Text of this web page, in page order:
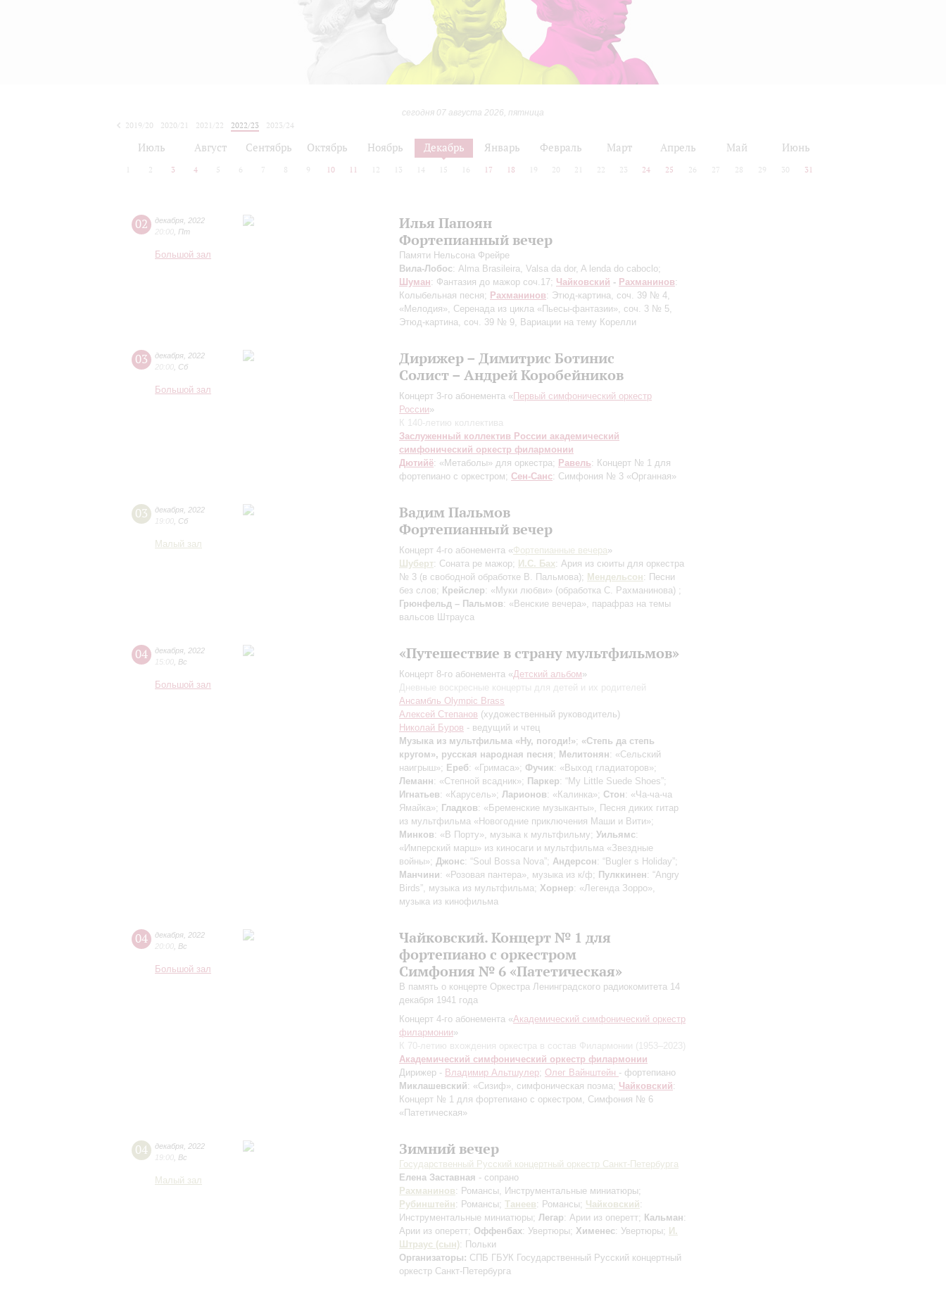
сегодня 07 августа 2026, пятница
2019/20
2020/21 2021/22 2022/23
2023/24
Июль Август Сентябрь Октябрь Ноябрь Декабрь Январь Февраль Март Апрель Май Июнь
2 3 4 5 6 7 8 9 10 11 12 13 14 15 16 17 18 19 20 21 22 23 24 25 26 27 28 29 30 31
02 декабря 2022
20:00 Пт
Большой зал
Илья Папоян
Фортепианный вечер
Памяти Нельсона Фрейре
Вила-Лобос: Alma Brasileira, Valsa da dor, A lenda do caboclo;
Шуман: Фантазия до мажор соч.17; Чайковский - Рахманинов:
Колыбельная песня; Рахманинов: Этюд-картина, соч. 39 № 4,
«Мелодия», Серенада из цикла «Пьесы-фантазии», соч. 3 № 5,
Этюд-картина, соч. 39 № 9, Вариации на тему Корелли
03 декабря 2022
20:00 Сб
Большой зал
Дирижер – Димитрис Ботинис
Солист – Андрей Коробейников
Концерт 3-го абонемента « Первый симфонический оркестр
России»
К 140-летию коллектива
Заслуженный коллектив России академический
симфонический оркестр филармонии
Дютийё: «Метаболы» для оркестра; Равель: Концерт № 1 для
фортепиано с оркестром; Сен-Санс: Симфония № 3 «Органная»
03 декабря 2022
19:00 Сб
Малый зал
Вадим Пальмов
Фортепианный вечер
Концерт 4-го абонемента «Фортепианные вечера»
Шуберт: Соната ре мажор; И.С. Бах: Ария из сюиты для оркестра
№ 3 (в свободной обработке В. Пальмова); Мендельсон: Песни
без слов; Крейслер: «Муки любви» (обработка С. Рахманинова) ;
Грюнфельд – Пальмов: «Венские вечера», парафраз на темы
вальсов Штрауса
04 декабря 2022
15:00 Вс
Большой зал
«Путешествие в страну мультфильмов»
Концерт 8-го абонемента «Детский альбом»
Дневные воскресные концерты для детей и их родителей
Ансамбль Olympic Brass
Алексей Степанов (художественный руководитель)
Николай Буров - ведущий и чтец
Музыка из мультфильма «Ну, погоди!»; «Степь да степь
кругом», русская народная песня; Мелитонян: «Сельский
наигрыш»; Ереб: «Гримаса»; Фучик: «Выход гладиаторов»;
Леманн: «Степной всадник»; Паркер: “My Little Suede Shoes”;
Игнатьев: «Карусель»; Ларионов: «Калинка»; Стон: «Ча-ча-ча
Ямайка»; Гладков: «Бременские музыканты», Песня диких гитар
из мультфильма «Новогодние приключения Маши и Вити»;
Минков: «В Порту», музыка к мультфильму; Уильямс:
«Имперский марш» из киносаги и мультфильма «Звездные
войны»; Джонс: “Soul Bossa Nova”; Андерсон: “Bugler s Holiday”;
Манчини: «Розовая пантера», музыка из к/ф; Пулккинен: “Angry
Birds”, музыка из мультфильма; Хорнер: «Легенда Зорро»,
музыка из кинофильма
04 декабря 2022
20:00 Вс
Большой зал
Чайковский. Концерт № 1 для
фортепиано с оркестром
Симфония № 6 «Патетическая»
В память о концерте Оркестра Ленинградского радиокомитета 14
декабря 1941 года
Концерт 4-го абонемента «Академический симфонический оркестр
филармонии»
К 70-летию вхождения оркестра в состав Филармонии (1953–2023)
Академический симфонический оркестр филармонии
Дирижер - Владимир Альтшулер; Олег Вайнштейн - фортепиано
Миклашевский: «Сизиф», симфоническая поэма; Чайковский:
Концерт № 1 для фортепиано с оркестром, Симфония № 6
«Патетическая»
04 декабря 2022
19:00 Вс
Малый зал
Зимний вечер
Государственный Русский концертный оркестр Санкт-Петербурга
Елена Заставная - сопрано
Рахманинов: Романсы, Инструментальные миниатюры;
Рубинштейн: Романсы; Танеев: Романсы; Чайковский:
Инструментальные миниатюры; Легар: Арии из оперетт; Кальман:
Арии из оперетт; Оффенбах: Увертюры; Хименес: Увертюры; И.
Штраус (сын): Польки
Организаторы: СПБ ГБУК Государственный Русский концертный
оркестр Санкт-Петербурга